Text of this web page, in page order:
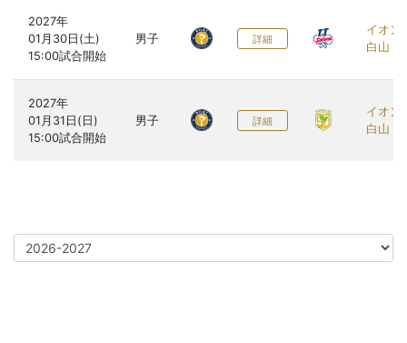
2027年
01月30日(土)
男子 詳細
イオン
白山
2027年
01月31日(日)
男子 詳細
イオン
白山